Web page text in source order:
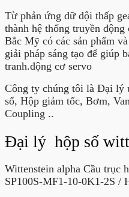
Từ phản ứng dữ dội thấp
thành hệ thống truyền
Bắc Mỹ có các sản phẩm
giải pháp sáng tạo để giúp
tranh.động cơ servo
Công ty chúng tôi là Đại lý
số, Hộp giảm tốc, Bơm,
Coupling ..
Đại lý hộp số
Wittenstein alpha Cầu trục
SP100S-MF1-10-0K1-2S /